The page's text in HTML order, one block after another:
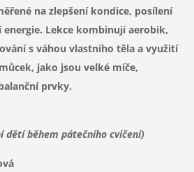
na zlepšení kondice, posílení
energie. Lekce kombinují aerobik,
s váhou vlastního těla a využití
jako jsou velké míče,
prvky.
dětí během pátečního cvičení)